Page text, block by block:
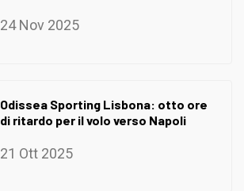
24 Nov 2025
Odissea Sporting Lisbona: otto ore
di ritardo per il volo verso Napoli
21 Ott 2025